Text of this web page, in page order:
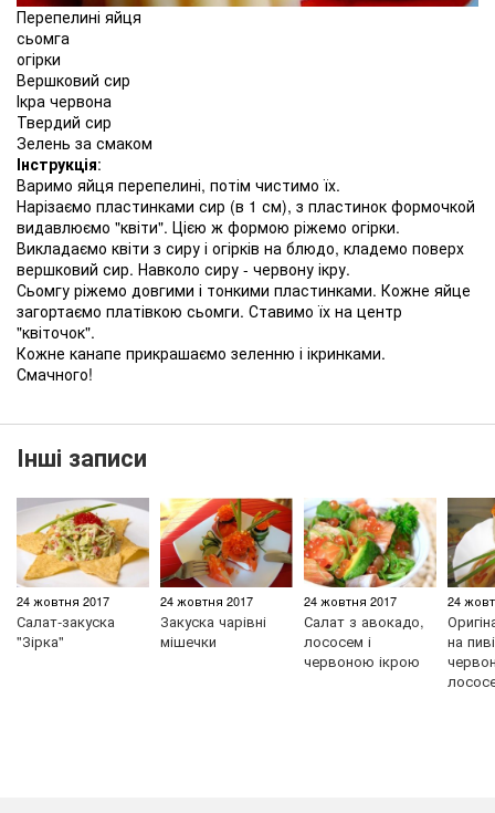
Перепелині яйця
сьомга
огірки
Вершковий сир
Ікра червона
Твердий сир
Зелень за смаком
Інструкція:
Варимо яйця перепелині, потім чистимо їх.
Нарізаємо пластинками сир (в 1 см), з пластинок формочкой
видавлюємо "квіти". Цією ж формою ріжемо огірки.
Викладаємо квіти з сиру і огірків на блюдо, кладемо поверх
вершковий сир. Навколо сиру - червону ікру.
Сьомгу ріжемо довгими і тонкими пластинками. Кожне яйце
загортаємо платівкою сьомги. Ставимо їх на центр
"квіточок".
Кожне канапе прикрашаємо зеленню і ікринками.
Смачного!
Інші записи
24 жовтня 2017
Салат-закуска
"Зірка"
24 жовтня 2017
Закуска чарівні
мішечки
24 жовтня 2017
Салат з авокадо,
лососем і
червоною ікрою
24
на